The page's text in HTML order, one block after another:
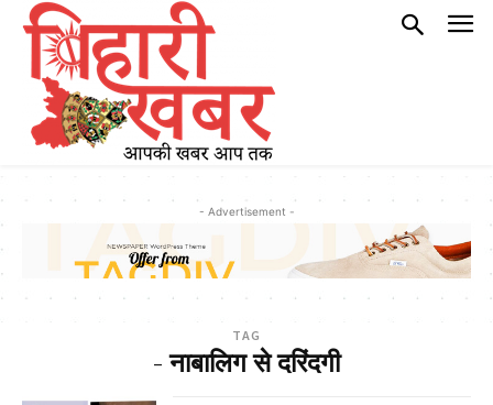
- Advertisement -
TAG
- नाबालिग से दरिंदगी